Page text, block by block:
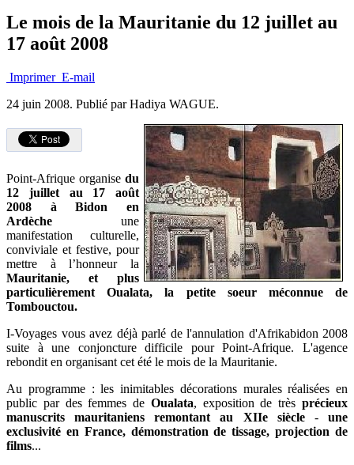
Le mois de la Mauritanie du 12 juillet au
17 août 2008
Imprimer E-mail
24 juin 2008. Publié par Hadiya WAGUE.
Point-Afrique organise du
12 juillet au 17 août
2008 à Bidon en
Ardèche une
manifestation culturelle,
conviviale et festive, pour
mettre à l’honneur la
Mauritanie, et plus
particulièrement Oualata, la petite soeur méconnue de
Tombouctou.
I-Voyages vous avez déjà parlé de l'annulation d'Afrikabidon 2008
suite à une conjoncture difficile pour Point-Afrique. L'agence
rebondit en organisant cet été le mois de la Mauritanie.
Au programme : les inimitables décorations murales réalisées en
public par des femmes de Oualata, exposition de trèsprécieux
manuscrits mauritaniens remontant au XIIe siècle-une
exclusivité en France, démonstration de tissage, projection de
films...